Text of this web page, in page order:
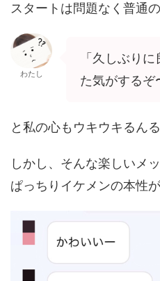
スタートは問題なく普通
わたし
「久しぶり
た気がするぞ
と私の心もウキウキるんる
しかし、そんな楽しいメ
ぱっちりイケメンの本性